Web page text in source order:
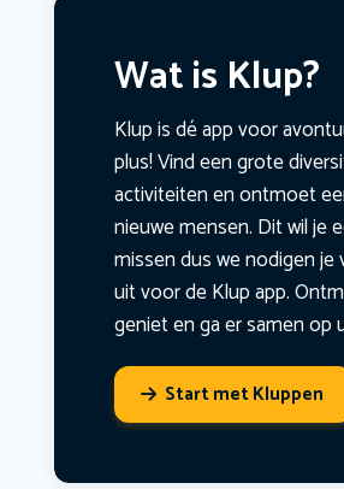
Wat is Klup?
Klup is dé app voor
plus! Vind een grote
activiteiten en ontmoet
nieuwe mensen. Dit wil je
missen dus we nodigen je
uit voor de Klup app.
geniet en ga er samen op
Start met Kluppen